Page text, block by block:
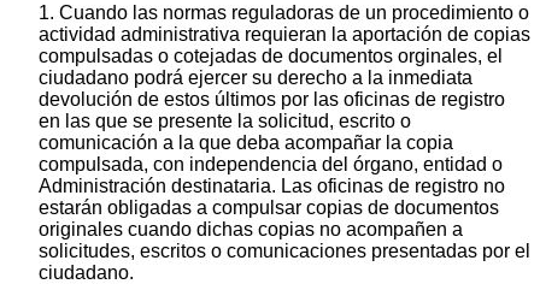
1. Cuando las normas reguladoras de un procedimiento o
actividad administrativa requieran la aportación de copias
compulsadas o cotejadas de documentos orginales, el
ciudadano podrá ejercer su derecho a la inmediata
devolución de estos últimos por las oficinas de registro
en las que se presente la solicitud, escrito o
comunicación a la que deba acompañar la copia
compulsada, con independencia del órgano, entidad o
Administración destinataria. Las oficinas de registro no
estarán obligadas a compulsar copias de documentos
originales cuando dichas copias no acompañen a
solicitudes, escritos o comunicaciones presentadas por el
ciudadano.